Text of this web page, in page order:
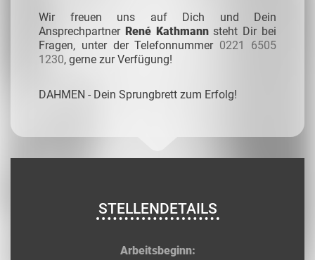
Wir freuen uns auf Dich und Dein
Ansprechpartner René Kathmannsteht Dir bei
Fragen, unter der Telefonnummer 0221 6505
1230, gerne zur Verfügung!
DAHMEN - Dein Sprungbrett zum Erfolg!
STELLENDETAILS
Arbeitsbeginn: